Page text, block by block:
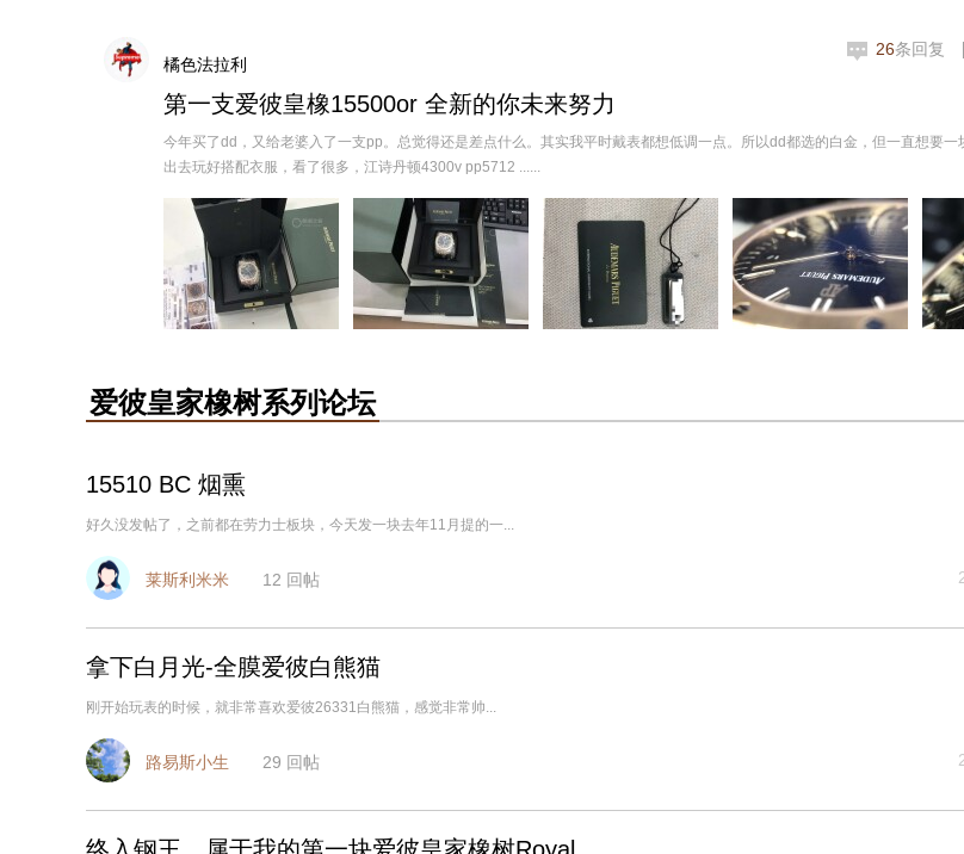
橘色法拉利
第一支爱彼皇橡15500or 全新的你未来努力
今年买了dd，又给老婆入了一支pp。总觉得还是差点什么。其实我平时戴表都想低调一点。所以dd都选的白金，但一直想要一
出去玩好搭配衣服，看了很多，江诗丹顿4300v pp5712 ......
26条回复
爱彼皇家橡树系列论坛
15510 BC 烟熏
好久没发帖了，之前都在劳力士板块，今天发一块去年11月提的一...
莱斯利米米 12 回帖
拿下白月光-全膜爱彼白熊猫
刚开始玩表的时候，就非常喜欢爱彼26331白熊猫，感觉非常帅...
路易斯小生 29 回帖